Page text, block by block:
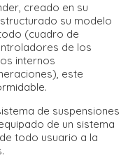
creado en su
su modelo
(cuadro de
de los
internos
este
de suspensiones
de un sistema
todo usuario a la